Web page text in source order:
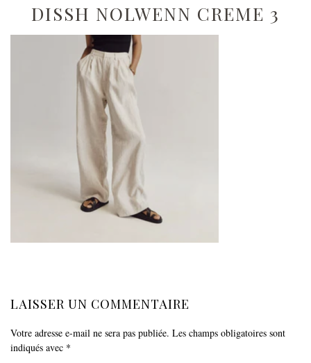
DISSH NOLWENN CREME 3
LAISSER UN COMMENTAIRE
Votre adresse e-mail ne sera pas publiée. Les champs obligatoires sont
indiqués avec *